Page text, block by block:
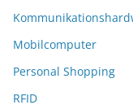
Mobilcomputer
Personal Shopping
RFID